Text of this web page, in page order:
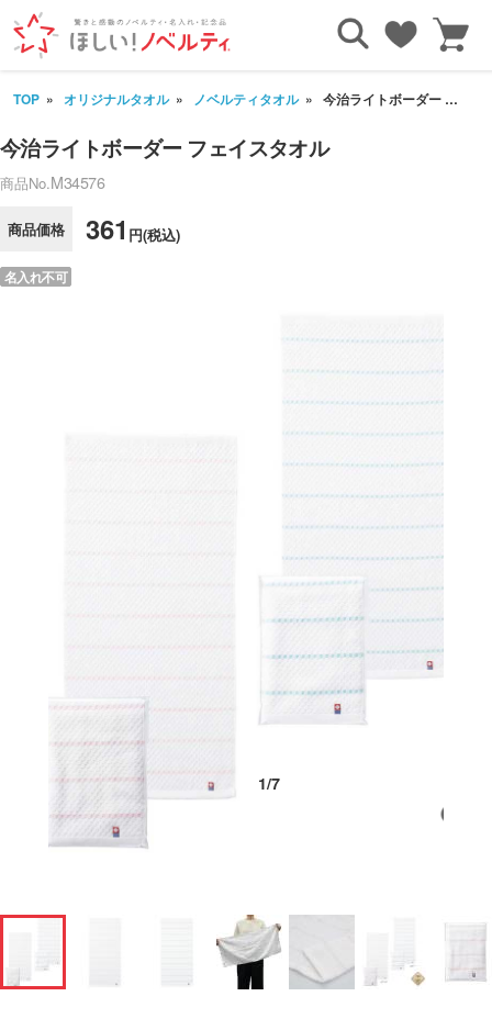
TOP オリジナルタオル ノベルティタオル 今治ライトボーダー フェイスタオル
今治ライトボーダー フェイスタオル
商品No.M34576
商品価格 361 円(税込)
名入れ不可
1/7